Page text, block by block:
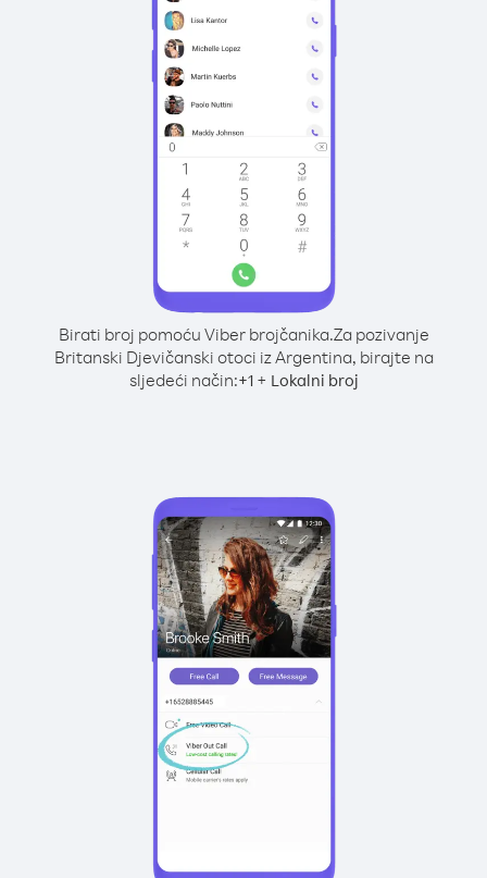
Birati broj pomoću Viber brojčanika.Za pozivanje
Britanski Djevičanski otoci iz Argentina, birajte na
sljedeći način:+1+ Lokalni broj